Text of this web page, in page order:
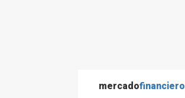
mercadofinanciero